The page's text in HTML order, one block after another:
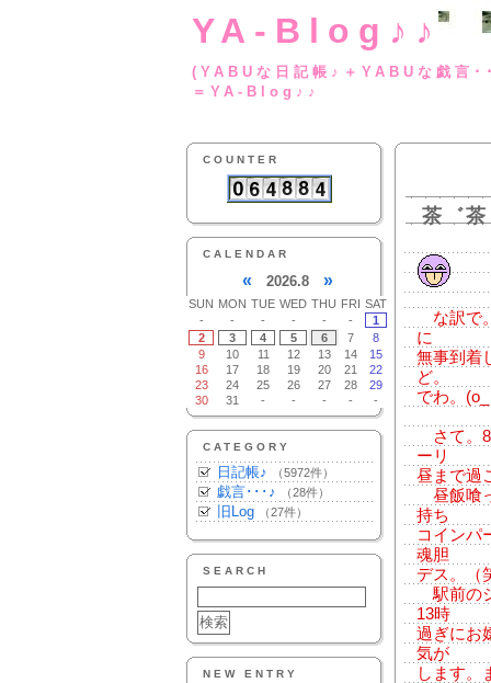
YA-Blog♪♪
(YABUな日記帳♪
＝YA-Blog♪♪
COUNTER
CALENDAR
« 2026.8 »
SUN MON TUE WED THU FRI SAT
-
- - - - -
1
2
3 4 5 6 7
8
9
10 11 12 13 14
15
16
17 18 19 20 21
22
23
24 25 26 27 28
29
30
31 - - - - -
CATEGORY
日記帳♪ （5972件）
戯言･･･♪ （28件）
旧Log （27件）
SEARCH
NEW ENTRY
茶゛
な訳で
に
無事到着
ど。
でわ。
さて。8
ーリ
昼まで過
昼飯喰
持ち
コインパ
魂胆
デス。（
駅前の
13時
過ぎにお
気が
します。